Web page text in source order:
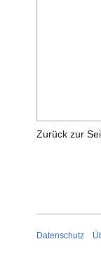
Zurück zur
Datenschutz